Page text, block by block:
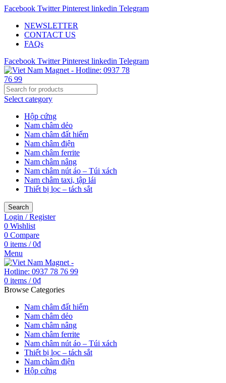
Facebook Twitter Pinterest linkedin Telegram
NEWSLETTER
CONTACT US
FAQs
Facebook Twitter Pinterest linkedin Telegram
Select category
Hộp cứng
Nam châm dẻo
Nam châm đất hiếm
Nam châm điện
Nam châm ferrite
Nam châm nâng
Nam châm nút áo – Túi xách
Nam châm taxi, tập lái
Thiết bị lọc – tách sắt
Search
Login / Register
0 Wishlist
0 Compare
0 items / 0₫
Menu
0 items / 0₫
Browse Categories
Nam châm đất hiếm
Nam châm dẻo
Nam châm nâng
Nam châm ferrite
Nam châm nút áo – Túi xách
Thiết bị lọc – tách sắt
Nam châm điện
Hộp cứng